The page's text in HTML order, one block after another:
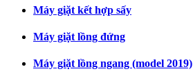
Máy giặt kết hợp sấy
Máy giặt lồng đứng
Máy giặt lồng ngang (model 2019)